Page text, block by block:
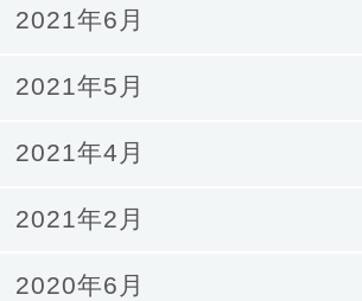
2021年6月
2021年5月
2021年4月
2021年2月
2020年6月